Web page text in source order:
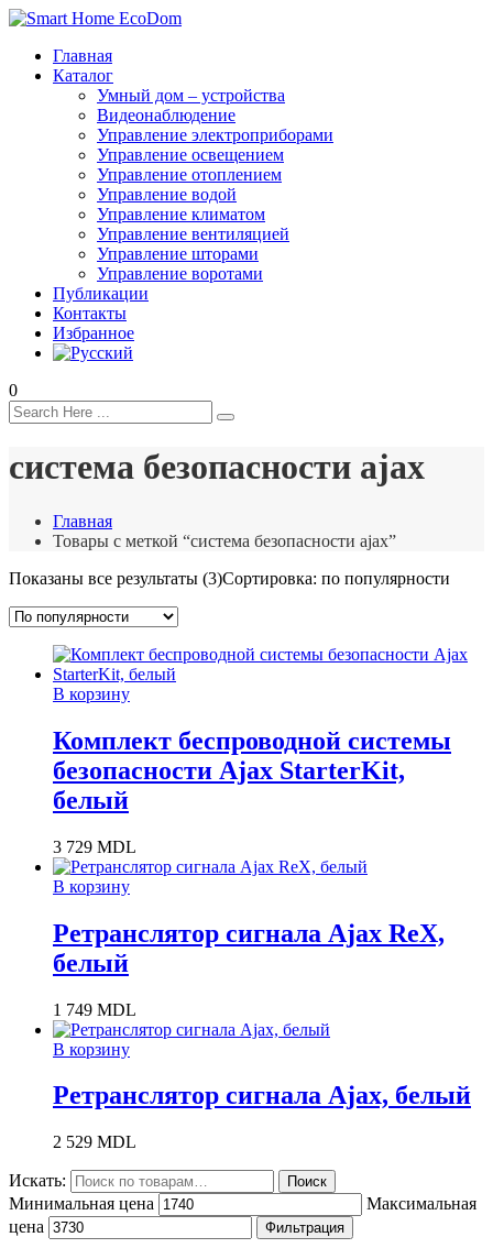
Главная
Каталог
Умный дом – устройства
Видеонаблюдение
Управление электроприборами
Управление освещением
Управление отоплением
Управление водой
Управление климатом
Управление вентиляцией
Управление шторами
Управление воротами
Публикации
Контакты
Избранное
0
система безопасности ajax
Главная
Товары с меткой “система безопасности ajax”
Показаны все результаты (3)Сортировка: по популярности
В корзину
Комплект беспроводной системы
безопасности Ajax StarterKit,
белый
3 729 MDL
В корзину
Ретранслятор сигнала Ajax ReX,
белый
1 749 MDL
В корзину
Ретранслятор сигнала Ajax, белый
2 529 MDL
Искать: Поиск
Минимальная цена
Максимальная
цена
Фильтрация